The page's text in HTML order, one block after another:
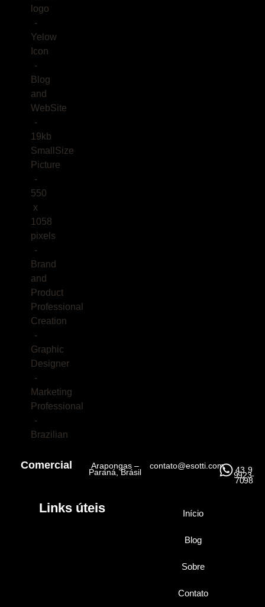
Comercial Arapongas –
Paraná, Brásil
contato@esotti.com 43 9
9923-
7098
Links úteis Início
Blog
Sobre
Contato